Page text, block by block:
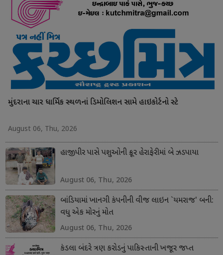
મુંદરાના ચાર ધાર્મિક સ્થળનાં ડિમોલિશન સામે હાઇકોર્ટનો સ્ટે
August 06, Thu, 2026
હાજીપીર પાસે પશુઓની ક્રૂર હેરાફેરીમાં બે ઝડપાયા
August 06, Thu, 2026
બાંડિયામાં ખાનગી કંપનીની વીજ લાઇન `યમરાજ' બની:
વધુ એક મોરનું મોત
August 06, Thu, 2026
કંડલા બંદરે ત્રણ કરોડનું પાકિસ્તાની ખજૂર જપ્ત